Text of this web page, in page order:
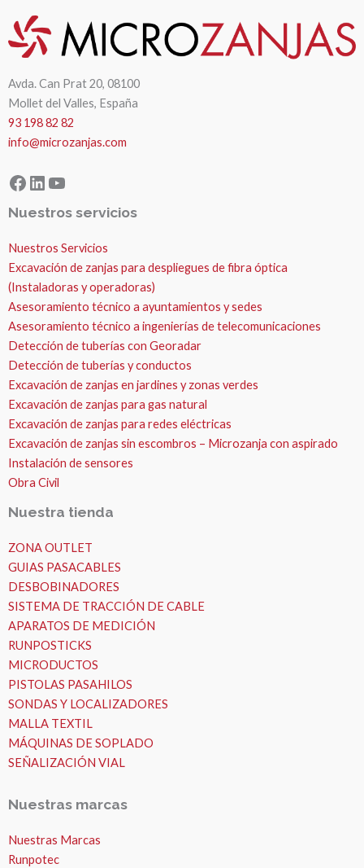
Avda. Can Prat 20, 08100
Mollet del Valles, España
93 198 82 82
info@microzanjas.com
Facebook
LinkedIn
YouTube
Nuestros servicios
Nuestros Servicios
Excavación de zanjas para despliegues de fibra óptica
(Instaladoras y operadoras)
Asesoramiento técnico a ayuntamientos y sedes
Asesoramiento técnico a ingenierías de telecomunicaciones
Detección de tuberías con Georadar
Detección de tuberías y conductos
Excavación de zanjas en jardines y zonas verdes
Excavación de zanjas para gas natural
Excavación de zanjas para redes eléctricas
Excavación de zanjas sin escombros – Microzanja con aspirado
Instalación de sensores
Obra Civil
Nuestra tienda
ZONA OUTLET
GUIAS PASACABLES
DESBOBINADORES
SISTEMA DE TRACCIÓN DE CABLE
APARATOS DE MEDICIÓN
RUNPOSTICKS
MICRODUCTOS
PISTOLAS PASAHILOS
SONDAS Y LOCALIZADORES
MALLA TEXTIL
MÁQUINAS DE SOPLADO
SEÑALIZACIÓN VIAL
Nuestras marcas
Nuestras Marcas
Runpotec